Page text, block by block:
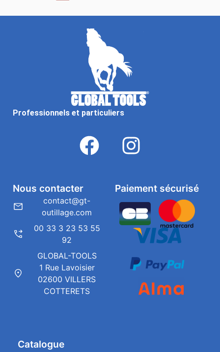
Professionnels et particuliers
Catalogue
Paiement sécurisé
Nous contacter
contact@gt-
outillage.com
00 33 3 23 53 55
92
GLOBAL-TOOLS
1 Rue Lavoisier
02600 VILLERS
COTTERETS